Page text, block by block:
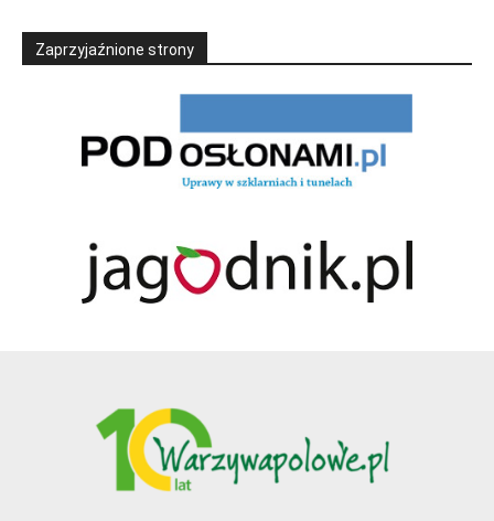
Zaprzyjaźnione strony